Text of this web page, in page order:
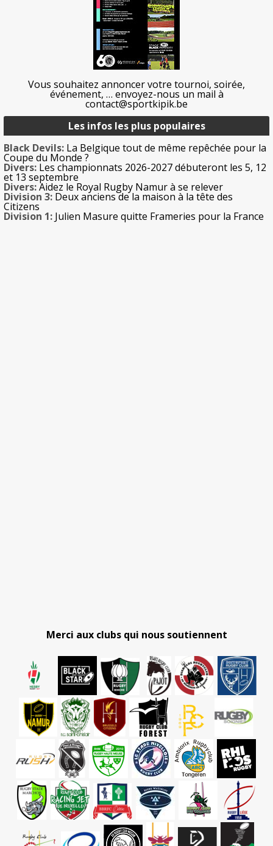
Vous souhaitez annoncer votre tournoi, soirée,
événement, … envoyez-nous un mail à
contact@sportkipik.be
Les infos les plus populaires
Black Devils: La Belgique tout de même repêchée pour la
Coupe du Monde ?
Divers: Les championnats 2026-2027 débuteront les 5, 12
et 13 septembre
Divers:Aidez le Royal Rugby Namur à se relever
Division 3: Deux anciens de la maison à la tête des
Citizens
Division 1: Julien Masure quitte Frameries pour la France
Merci aux clubs qui nous soutiennent